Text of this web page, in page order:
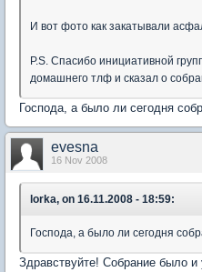
И вот фото как закатывали
P.S. Спасибо инициативной
домашнего тлф и сказал о
Господа, а было ли сегодня
evesna
16 Nov 2008
lorka, on 16.11.2008 - 18:59:
Господа, а было ли сегодня
Здравствуйте! Собрание было и